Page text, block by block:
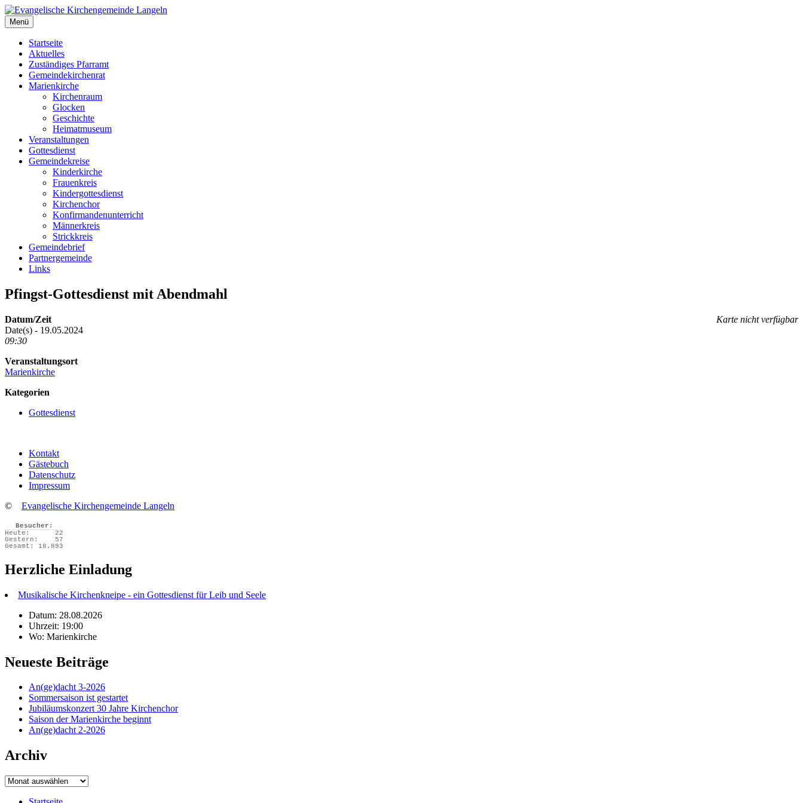
Zum
Inhalt
springen
Evangelische Kirchengemeinde Langeln
Evangelische Kirchengemeinde Langeln
Menü
Startseite
Aktuelles
Zuständiges Pfarramt
Gemeindekirchenrat
Marienkirche
Kirchenraum
Glocken
Geschichte
Heimatmuseum
Veranstaltungen
Gottesdienst
Gemeindekreise
Kinderkirche
Frauenkreis
Kindergottesdienst
Kirchenchor
Konfirmandenunterricht
Männerkreis
Strickkreis
Gemeindebrief
Partnergemeinde
Links
Pfingst-Gottesdienst mit Abendmahl
Karte nicht verfügbar
Datum/Zeit
Date(s) - 19.05.2024
09:30
Veranstaltungsort
Marienkirche
Kategorien
Gottesdienst
Kontakt
Gästebuch
Datenschutz
Impressum
© Evangelische Kirchengemeinde Langeln
Besucher:
Heute:
22
Gestern:
57
Gesamt:
18.893
Herzliche Einladung
Musikalische Kirchenkneipe - ein Gottesdienst für Leib und Seele
Datum: 28.08.2026
Uhrzeit: 19:00
Wo: Marienkirche
Neueste Beiträge
An(ge)dacht 3-2026
Sommersaison ist gestartet
Jubiläumskonzert 30 Jahre Kirchenchor
Saison der Marienkirche beginnt
An(ge)dacht 2-2026
Archiv
Archiv